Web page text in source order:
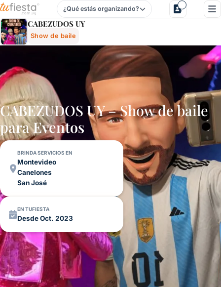
Cabezudos Uy - Show De Baile Para Fiestas Y Eventos En
¿Qué estás organizando?
CABEZUDOS UY
Show de baile
CABEZUDOS UY – Show de baile
paraEventos
BRINDA SERVICIOS EN
Montevideo
Canelones
San José
EN TUFIESTA
Desde Oct. 2023